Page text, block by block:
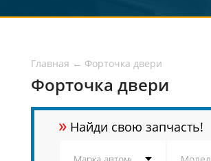
Главная ← Форточка двери
Форточка двери
» Найди свою запчасть!